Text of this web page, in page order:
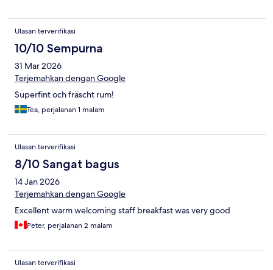
Ulasan terverifikasi
10/10 Sempurna
31 Mar 2026
Terjemahkan dengan Google
Superfint och fräscht rum!
Tea, perjalanan 1 malam
Ulasan terverifikasi
8/10 Sangat bagus
14 Jan 2026
Terjemahkan dengan Google
Excellent warm welcoming staff breakfast was very good
Peter, perjalanan 2 malam
Ulasan terverifikasi